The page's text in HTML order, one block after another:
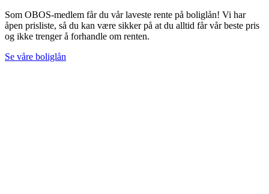
Som OBOS-medlem får du vår laveste rente på boliglån! Vi har
åpen prisliste, så du kan være sikker på at du alltid får vår beste pris
og ikke trenger å forhandle om renten.
Se våre boliglån